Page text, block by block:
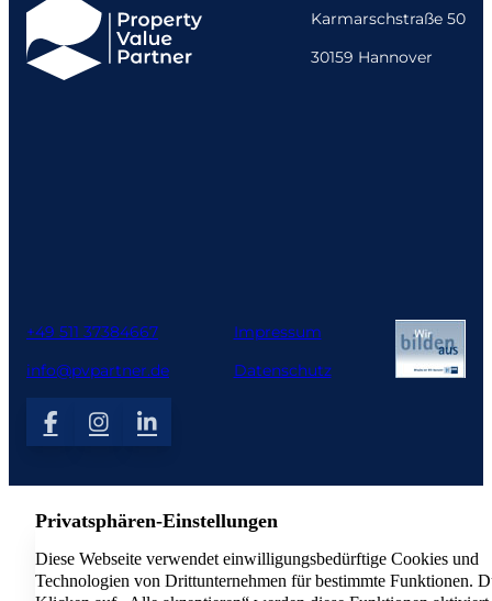
Karmarschstraße 50
30159 Hannover
+49 511 37384667
info@pvpartner.de
Impressum
Datenschutz